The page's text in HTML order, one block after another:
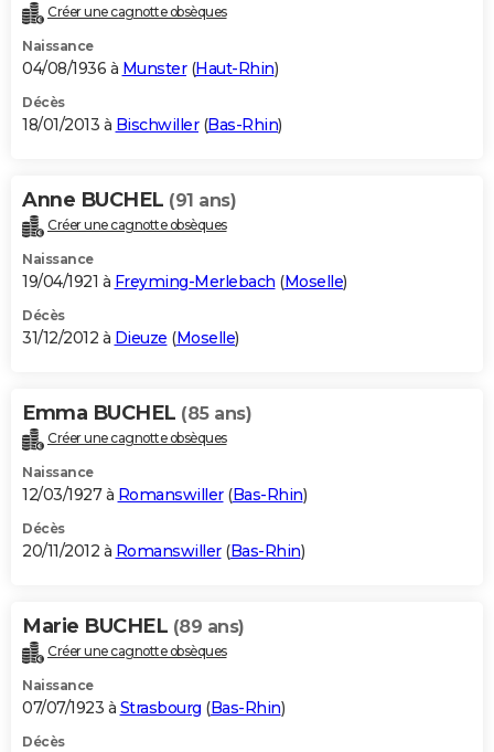
Créer une cagnotte obsèques
Naissance
04/08/1936 à Munster(Haut-Rhin)
Décès
18/01/2013 à Bischwiller(Bas-Rhin)
Anne BUCHEL (91 ans)
Créer une cagnotte obsèques
Naissance
19/04/1921 à Freyming-Merlebach (Moselle)
Décès
31/12/2012 à Dieuze (Moselle)
Emma BUCHEL (85 ans)
Créer une cagnotte obsèques
Naissance
12/03/1927 à Romanswiller(Bas-Rhin)
Décès
20/11/2012 à Romanswiller(Bas-Rhin)
Marie BUCHEL (89 ans)
Créer une cagnotte obsèques
Naissance
07/07/1923 à Strasbourg (Bas-Rhin)
Décès